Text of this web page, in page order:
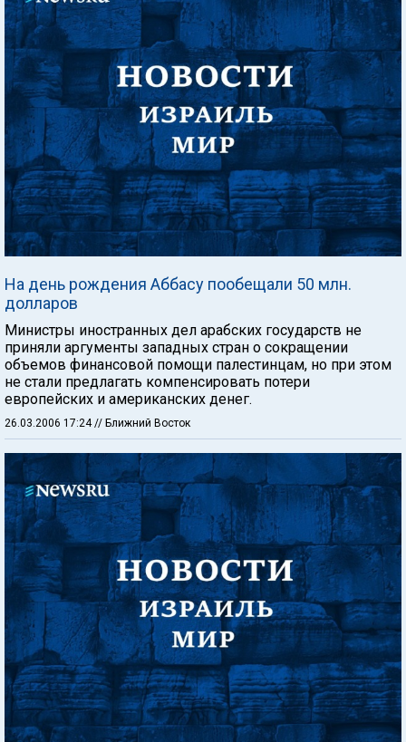
На день рождения Аббасу пообещали 50 млн.
долларов
Министры иностранных дел арабских государств не
приняли аргументы западных стран о сокращении
объемов финансовой помощи палестинцам, но при этом
не стали предлагать компенсировать потери
европейских и американских денег.
26.03.2006 17:24// Ближний Восток